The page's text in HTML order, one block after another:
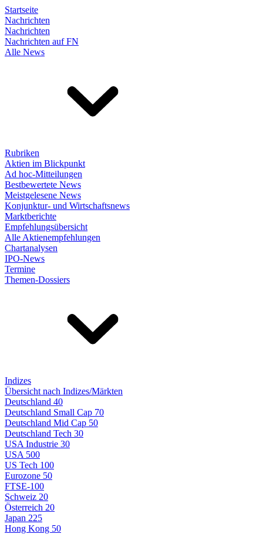
Startseite
Nachrichten
Nachrichten
Nachrichten auf FN
Alle News
Rubriken
Aktien im Blickpunkt
Ad hoc-Mitteilungen
Bestbewertete News
Meistgelesene News
Konjunktur- und Wirtschaftsnews
Marktberichte
Empfehlungsübersicht
Alle Aktienempfehlungen
Chartanalysen
IPO-News
Termine
Themen-Dossiers
Indizes
Übersicht nach Indizes/Märkten
Deutschland 40
Deutschland Small Cap 70
Deutschland Mid Cap 50
Deutschland Tech 30
USA Industrie 30
USA 500
US Tech 100
Eurozone 50
FTSE-100
Schweiz 20
Österreich 20
Japan 225
Hong Kong 50